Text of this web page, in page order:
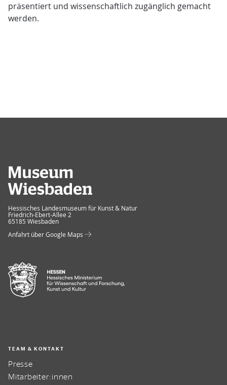
präsentiert und wissenschaftlich zugänglich gemacht
werden.
Museum Wiesbaden
Hessisches Landesmuseum für Kunst & Natur
Friedrich-Ebert-Allee 2
65185 Wiesbaden
Anfahrt über Google Maps
TEAM & KONTAKT
Presse
Mitarbeiter:innen